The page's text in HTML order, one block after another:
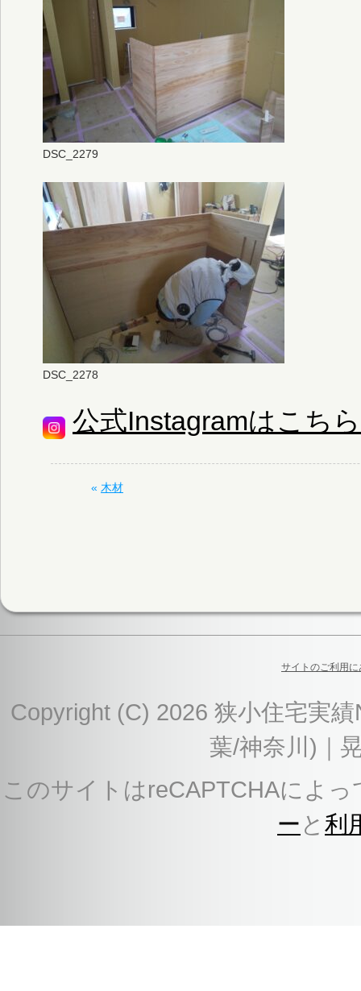
DSC_2279
DSC_2278
公式Instagramはこちら
« 木材
サイトのご利用に
Copyright (C) 2026 狭小住宅実
葉/神奈川)｜
このサイトはreCAPTCHAによ
ー と 利